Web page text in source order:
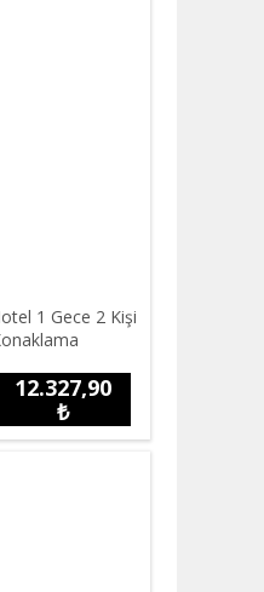
1 Gece 2 Kişi
12.327,90
₺